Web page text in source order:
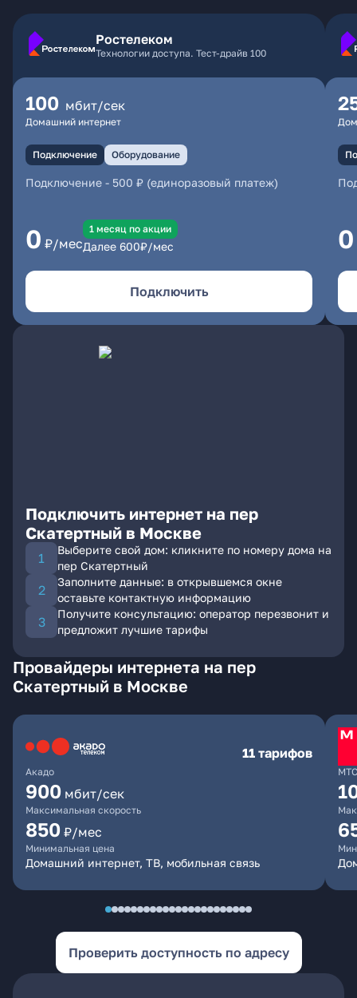
Ростелеком
Технологии доступа. Тест-драйв 100
100 мбит/сек
Домашний интернет
Подключение Оборудование
Подключение - 500 ₽ (единоразовый платеж)
0 ₽/мес
1 месяц по акции
Далее 600₽/мес
Подключить
0
Подключить интернет на пер
Скатертный в Москве
Выберите свой дом: кликните по номеру дома на
пер Скатертный
Заполните данные: в открывшемся окне
оставьте контактную информацию
Получите консультацию: оператор перезвонит и
предложит лучшие тарифы
Провайдеры интернета на пер
Скатертный в Москве
Акадо
11 тарифов
900 мбит/сек
Максимальная скорость
850 ₽/мес
Минимальная цена
Домашний интернет, ТВ, мобильная связь
МТС
Проверить доступность по адресу